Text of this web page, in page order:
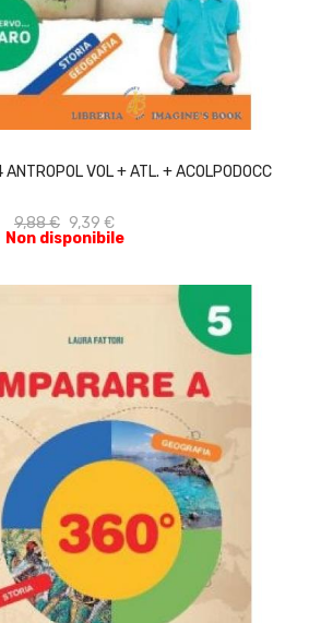
VOL + ATL. + ACOLPODOCC
9,88 € 9,39 €
Non disponibile
ACQUISTA